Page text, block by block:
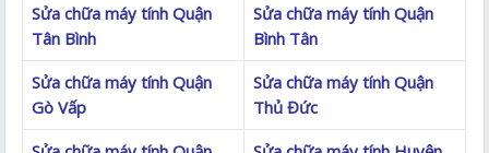
Sửa chữa máy tính Quận
Tân Bình
Sửa chữa máy tính Quận
Bình Tân
Sửa chữa máy tính Quận
Gò Vấp
Sửa chữa máy tính Quận
Thủ Đức